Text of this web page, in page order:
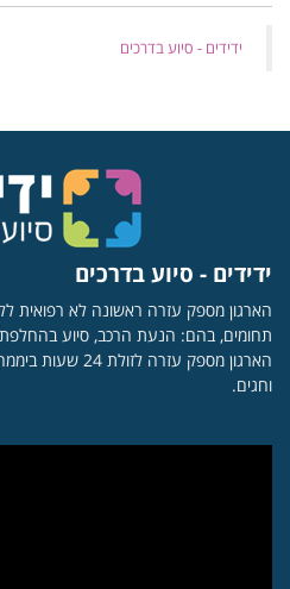
‏ידידים - סיוע בדרכים
ידידים - סיוע בדרכים
הארגון מספק עזרה ראשונה לא רפואית
תחומים, בהם: הנעת הרכב, סיוע
הארגון מספק
וחגים.